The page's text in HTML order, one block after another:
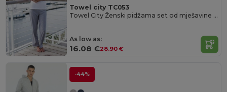
Towel city TC053
Towel City Ženski pidžama set od mješavine pamuka
As low as:
16.08 €28.90 €
-44%